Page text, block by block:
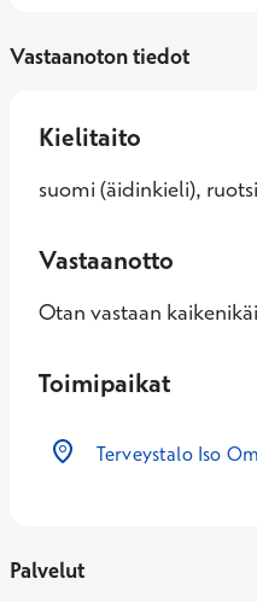
Vastaanoton tiedot
Kielitaito
suomi (äidinkieli),
Vastaanotto
Otan vastaan
Toimipaikat
Terveystalo Iso
Palvelut